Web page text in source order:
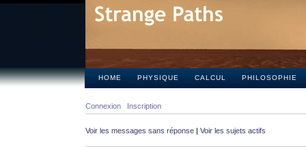
HOME PHYSIQUE CALCUL PHILOSOPHIE
Connexion Inscription
Voir les messages sans réponse | Voir les sujets actifs